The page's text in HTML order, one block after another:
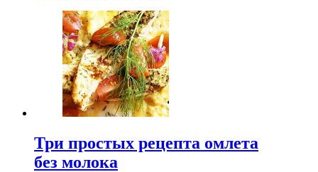
Три простых рецепта омлета
без молока